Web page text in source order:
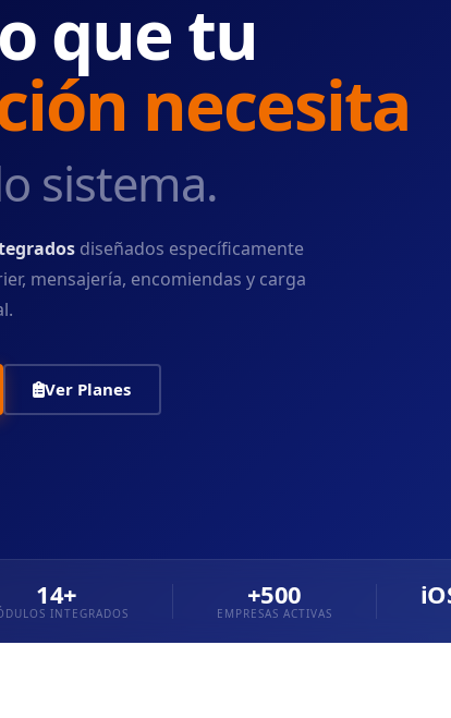
que tu
necesita
sistema.
diseñados específicamente
mensajería, encomiendas y carga
Ver Planes
14+
INTEGRADOS
+500
EMPRESAS ACTIVAS